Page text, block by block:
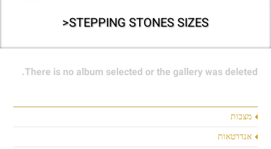
STEPPING STONES SIZES<
מצבות
אנדרטאות
There is no album selected or the gallery was deleted.